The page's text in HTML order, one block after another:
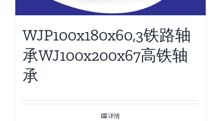
WJP100x180x60,3铁路轴
承WJ100x200x67高铁轴
承
详情